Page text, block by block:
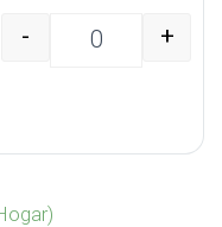
BBQ Grill Cook HO-
- +